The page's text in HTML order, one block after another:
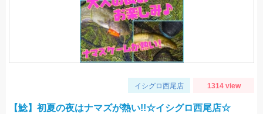
イシグロ西尾店 1314 view
【鯰】初夏の夜はナマズが熱い!!☆イシグロ西尾店☆